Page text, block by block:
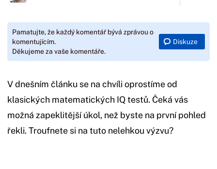
Pamatujte, že každý komentář bývá zprávou o
komentujícím.
Děkujeme za vaše komentáře.
Diskuze
V dnešním článku se na chvíli oprostíme od
klasických matematických IQ testů. Čeká vás
možná zapeklitější úkol, než byste na první pohled
řekli. Troufnete si na tuto nelehkou výzvu?